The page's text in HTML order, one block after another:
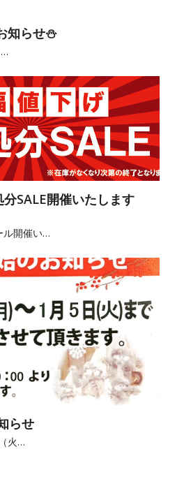
知らせ⛄
SALE開催いたします
開催い…
らせ
火…